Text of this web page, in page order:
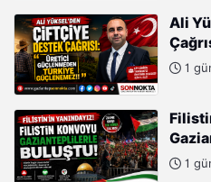
Ali
1
1